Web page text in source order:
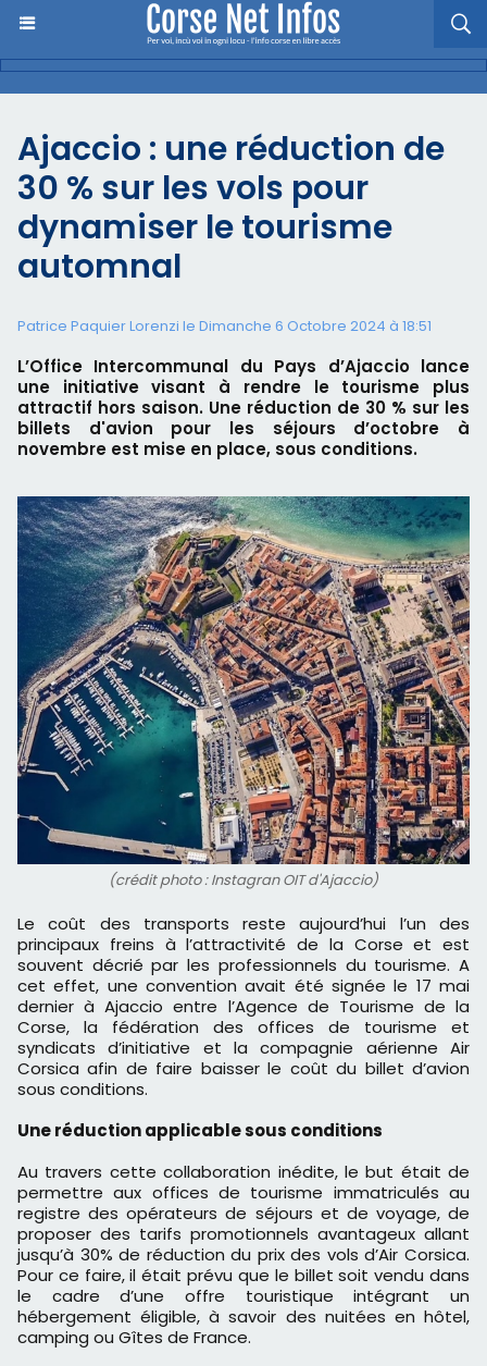
Ajaccio : une réduction de
30 % sur les vols pour
dynamiser le tourisme
automnal
Patrice Paquier Lorenzi le Dimanche 6 Octobre 2024 à 18:51
L’Office Intercommunal du Pays d’Ajaccio lance
une initiative visant à rendre le tourisme plus
attractif hors saison. Une réduction de 30 % sur les
billets d'avion pour les séjours d’octobre à
novembre est mise en place, sous conditions.
(crédit photo : Instagran OIT d'Ajaccio)
Le coût des transports reste aujourd’hui l’un des
principaux freins à l’attractivité de la Corse et est
souvent décrié par les professionnels du tourisme. A
cet effet, une convention avait été signée le 17 mai
dernier à Ajaccio entre l’Agence de Tourisme de la
Corse, la fédération des offices de tourisme et
syndicats d’initiative et la compagnie aérienne Air
Corsica afin de faire baisser le coût du billet d’avion
sous conditions.
Une réduction applicable sous conditions
Au travers cette collaboration inédite, le but était de
permettre aux offices de tourisme immatriculés au
registre des opérateurs de séjours et de voyage, de
proposer des tarifs promotionnels avantageux allant
jusqu’à 30% de réduction du prix des vols d’Air Corsica.
Pour ce faire, il était prévu que le billet soit vendu dans
le cadre d’une offre touristique intégrant un
hébergement éligible, à savoir des nuitées en hôtel,
camping ou Gîtes de France.